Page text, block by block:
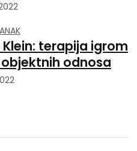
Klein: terapija igrom
odnosa